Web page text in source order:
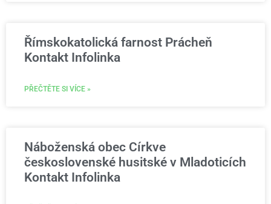
Římskokatolická farnost Prácheň
Kontakt Infolinka
PŘEČTĚTE SI VÍCE »
Náboženská obec Církve
československé husitské v Mladoticích
Kontakt Infolinka